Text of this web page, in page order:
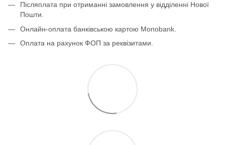
Післяплата при отриманні замовлення у відділенні Нової
Пошти.
Онлайн-оплата банківською картою Monobank.
Оплата на рахунок ФОП за реквізитами.